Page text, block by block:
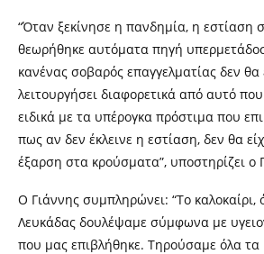
“Όταν ξεκίνησε η πανδημία, η εστίαση
θεωρήθηκε αυτόματα πηγή
κανένας σοβαρός επαγγελματίας δεν θα
λειτουργήσει διαφορετικά από αυτό
ειδικά με τα υπέρογκα πρόστιμα που
πως αν δεν έκλεινε η εστίαση, δεν θα
έξαρση στα κρούσματα”, υποστηρίζει ο
Ο Γιάννης συμπληρώνει: “Το καλοκαίρι,
Λευκάδας δουλέψαμε σύμφωνα με
που μας επιβλήθηκε. Τηρούσαμε όλα τα